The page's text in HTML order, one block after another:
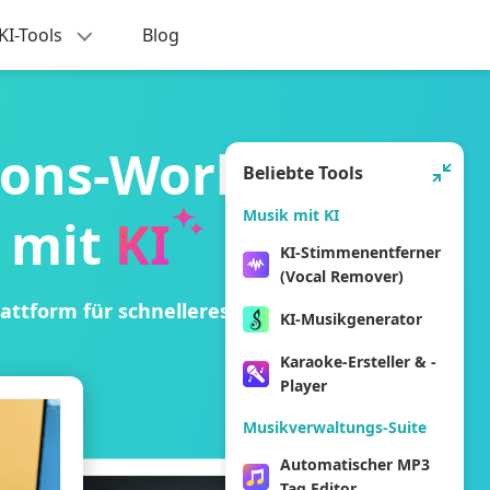
Tools Blog
Workflow
mit KI
für schnelleres Content-Wachstum.
Beliebte Tools
Musik mit KI
KI-Stimmenentferner
(Vocal Remover)
KI-Musikgenerator
Karaoke-Ersteller & -
Player
Musikverwaltungs-Suite
Automatischer MP3